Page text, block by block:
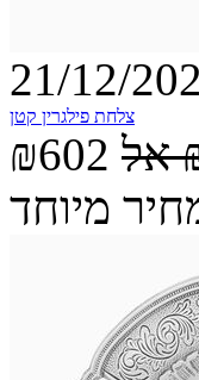
צלחת פילגרין קטן
₪602 אל
מיוחד